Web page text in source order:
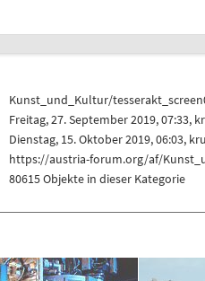
Kunst_und_Kultur/
Freitag, 27. September 2019, 07:33,
Dienstag, 15. Oktober 2019, 06:03,
https://austria-forum.org/af/
80615 Objekte in dieser Kategorie